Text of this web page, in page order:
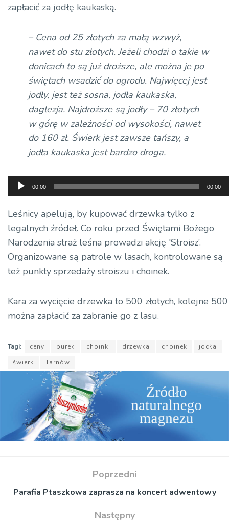
zapłacić za jodłę kaukaską.
– Cena od 25 złotych za małą wzwyż,
nawet do stu złotych. Jeżeli chodzi o takie w
donicach to są już droższe, ale można je po
świętach wsadzić do ogrodu. Najwięcej jest
jodły, jest też sosna, jodła kaukaska,
daglezja. Najdroższe są jodły – 70 złotych
w górę w zależności od wysokości, nawet
do 160 zł. Świerk jest zawsze tańszy, a
jodła kaukaska jest bardzo droga.
Odtwarzacz
plików
dźwiękowych
00:00 00:00
Leśnicy apelują, by kupować drzewka tylko z
legalnych źródeł. Co roku przed Świętami Bożego
Narodzenia straż leśna prowadzi akcję 'Stroisz’.
Organizowane są patrole w lasach, kontrolowane są
też punkty sprzedaży stroiszu i choinek.
Kara za wycięcie drzewka to 500 złotych, kolejne 500
można zapłacić za zabranie go z lasu.
Tagi: ceny burek choinki drzewka choinek
jodła
świerk
Tarnów
Poprzedni
Parafia Ptaszkowa zaprasza na koncert adwentowy
Następny